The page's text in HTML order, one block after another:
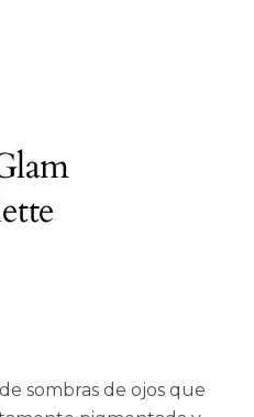
sombras de ojos que